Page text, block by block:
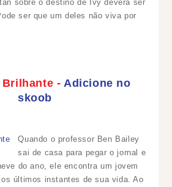
sobre o destino de Ivy deverá ser
ser que um deles não viva por
Brilhante - Adicione no
skoob
Quando o professor Ben Bailey
sai de casa para pegar o jornal e
do ano, ele encontra um jovem
últimos instantes de sua vida. Ao